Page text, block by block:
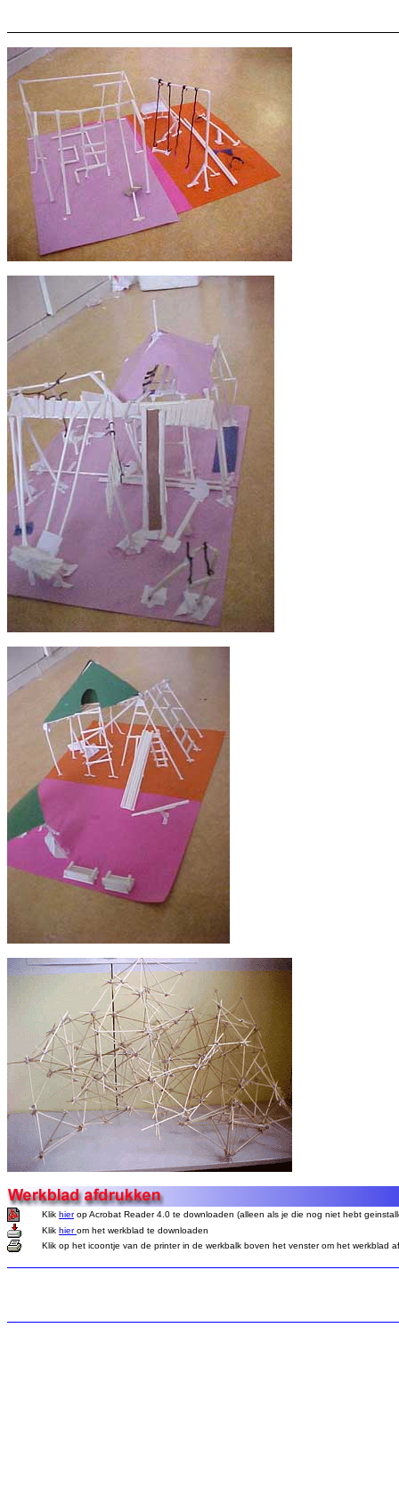
Klik hierop Acrobat Reader 4.0 te downloaden (alleen als je die nog niet hebt
Klik hierom het werkblad te downloaden
Klik op het icoontje van de printer in de werkbalk boven het venster om het werkblad